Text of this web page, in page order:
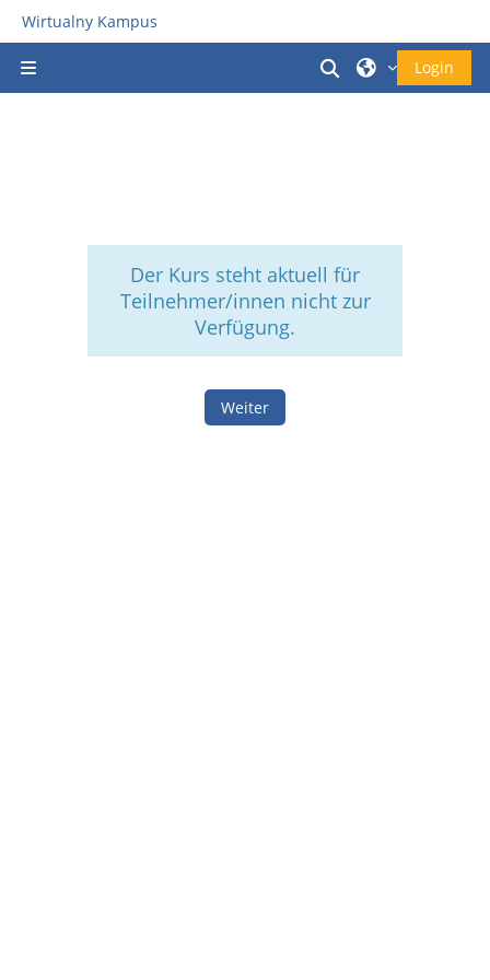
Zum Hauptinhalt
Wirtualny Kampus
Sucheingabe
Login
Der Kurs steht aktuell für
Teilnehmer/innen nicht zur
Verfügung.
Weiter